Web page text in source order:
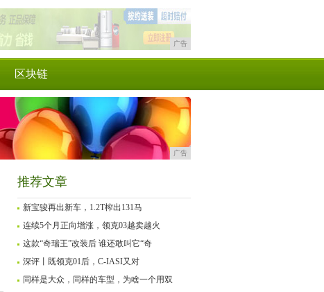
广告
区块链
广告
推荐文章
新宝骏再出新车，1.2T榨出131马
连续5个月正向增涨，领克03越卖越火
这款“奇瑞王”改装后 谁还敢叫它“奇
深评丨既领克01后，C-IASI又对
同样是大众，同样的车型，为啥一个用双